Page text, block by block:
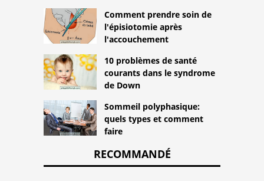
Comment prendre soin de
l'épisiotomie après
l'accouchement
10 problèmes de santé
courants dans le syndrome
de Down
Sommeil polyphasique:
quels types et comment
faire
RECOMMANDÉ